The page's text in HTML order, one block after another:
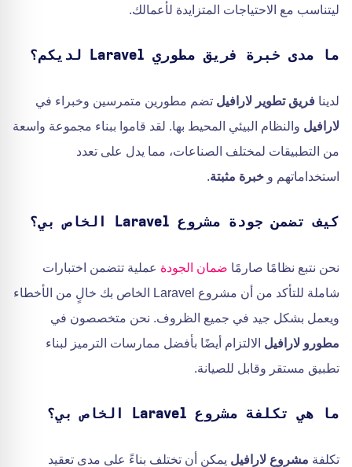
ليتناسب مع الاحتياجات المتزايدة لأعمالك.
ما مدى خبرة فريق مطوري Laravel لديكم؟
لدينا فريق تطوير لارافيل تضم مطورين متمرسين وخبراء في
لارافيل والنظام البيئي المحيط بها. لقد قاموا ببناء مجموعة واسعة
من التطبيقات لمختلف الصناعات، مما يدل على تعدد
استخداماتهم و خبرة مثبتة.
كيف تضمن جودة مشروع Laravel الخاص بي؟
نحن نتبع نظامًا صارمًا ضمان الجودة عملية تتضمن اختبارات
شاملة للتأكد من أن مشروع Laravel الخاص بك خالٍ من الأخطاء
ويعمل بشكل جيد في جميع الظروف. نحن متخصصون في
مطورو لارافيل الالتزام أيضًا بأفضل ممارسات الترميز لبناء
تطبيق مستقر وقابل للصيانة.
ما هي تكلفة مشروع Laravel الخاص بي؟
تكلفة مشروع لارافيل يمكن أن تختلف بناءً على مدى تعقيد